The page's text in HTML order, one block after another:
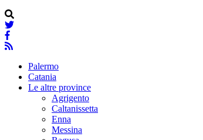
Palermo
Catania
Le altre province
Agrigento
Caltanissetta
Enna
Messina